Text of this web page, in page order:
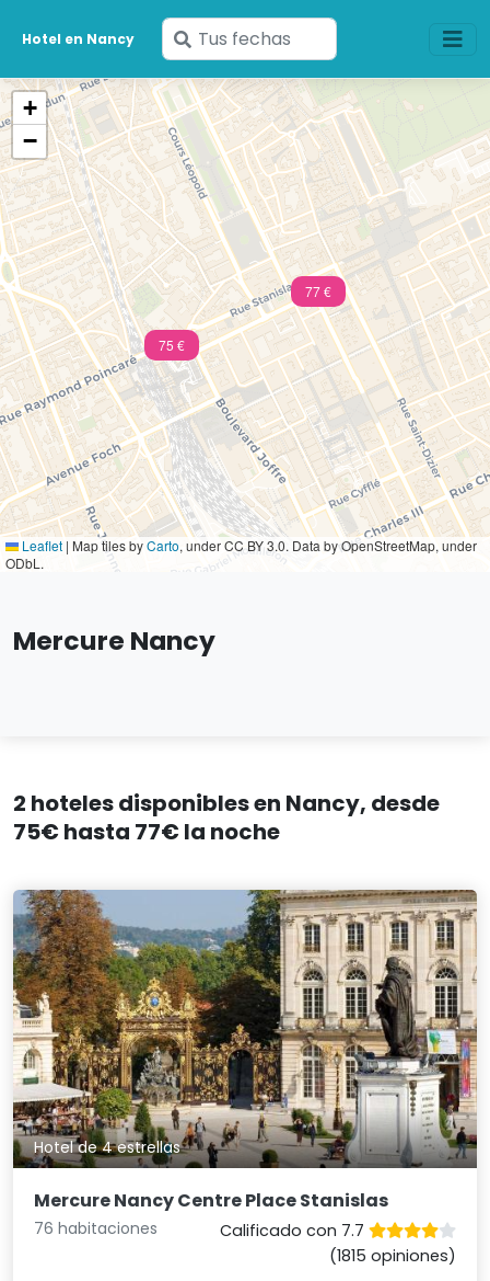
Hotel en Nancy
Ingresa
tus
fechas
77 €
75 €
+
−
Leaflet | Map tiles byCarto, under CC BY 3.0. Data by OpenStreetMap, under
ODbL.
Mercure Nancy
2 hoteles disponibles en Nancy, desde
75€ hasta 77€ la noche
Hotel de 4 estrellas
Mercure Nancy Centre Place Stanislas
76 habitaciones
Calificado con 7.7
(1815 opiniones)